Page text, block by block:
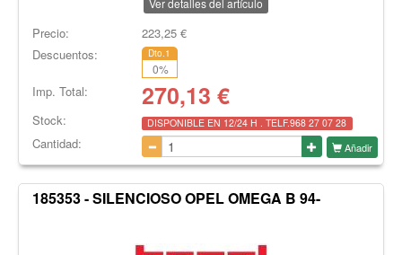
Ver detalles del artículo
Precio: 223,25€
Descuentos:
Dto.1
0%
Imp. Total: 270,13 €
Stock: DISPONIBLE EN 12/24 H . TELF.968 27 07 28
Cantidad: Añadir
185353 - SILENCIOSO OPEL OMEGA B 94-